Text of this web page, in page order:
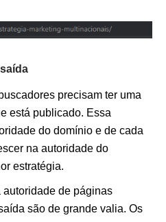
precisam ter uma
está publicado. Essa
do domínio e de cada
na autoridade do
estratégia.
autoridade de páginas
são de grande valia. Os